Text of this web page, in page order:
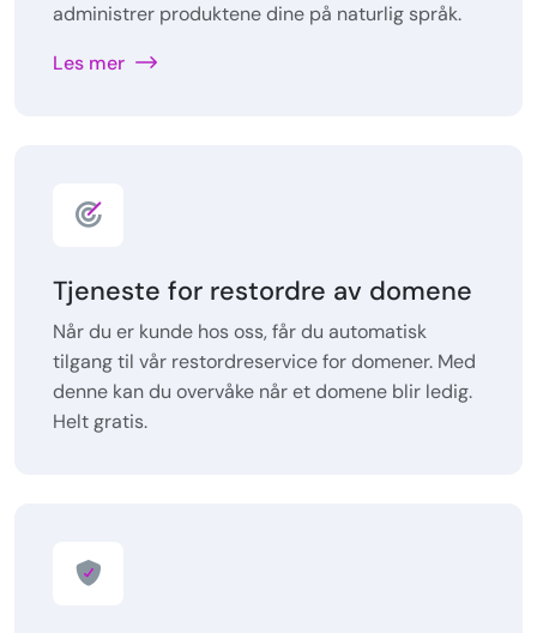
administrer produktene dine på naturlig språk.
Les mer
Tjeneste for restordre av domene
Når du er kunde hos oss, får du automatisk
tilgang til vår restordreservice for domener. Med
denne kan du overvåke når et domene blir ledig.
Helt gratis.